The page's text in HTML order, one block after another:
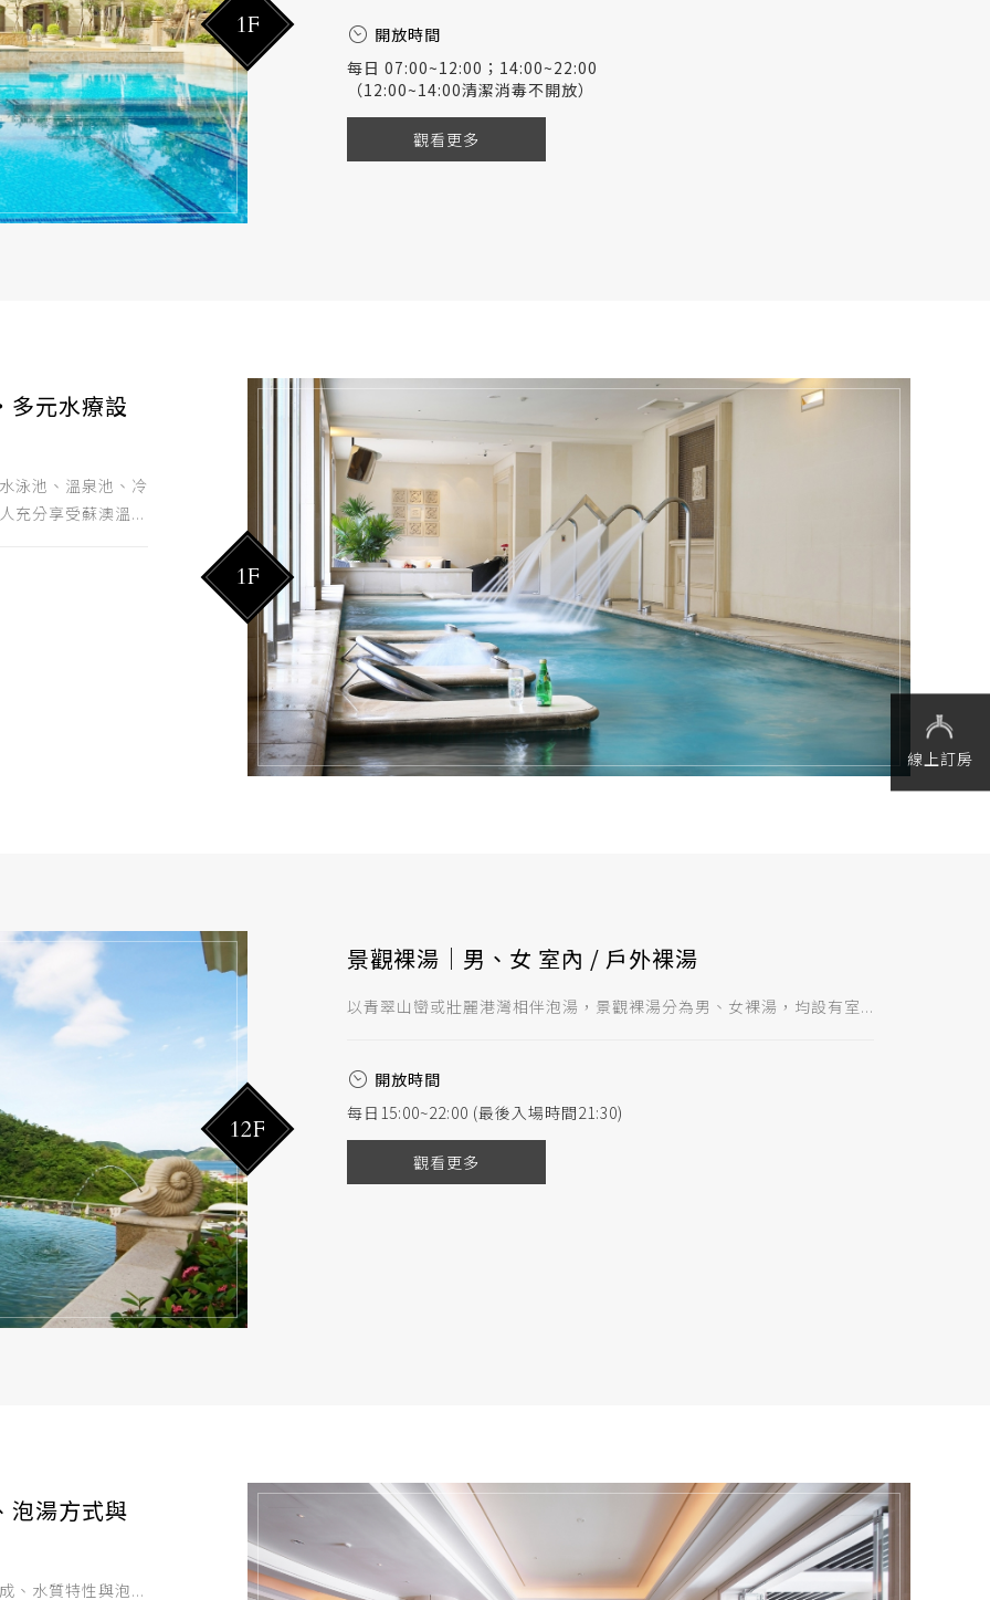
線上訂房
1F
開放時間
每日 07:00~12:00；14:00~22:00
（12:00~14:00清潔消毒不開放）
觀看更多
1F
多元水療設
泳池、溫泉池、冷
充分享受蘇澳溫...
12F
景觀裸湯｜男、女 室內 / 戶外裸湯
以青翠山巒或壯麗港灣相伴泡湯，景觀裸湯分為男、女裸湯，均設有室...
開放時間
每日15:00~22:00 (最後入場時間21:30)
觀看更多
泡湯方式與
、水質特性與泡...